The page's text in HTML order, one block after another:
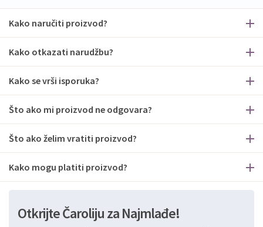
Kako naručiti proizvod?
Kako otkazati narudžbu?
Kako se vrši isporuka?
Što ako mi proizvod ne odgovara?
Što ako želim vratiti proizvod?
Kako mogu platiti proizvod?
Otkrijte Čaroliju za Najmlađe!